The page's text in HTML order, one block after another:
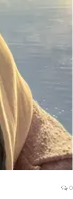
0